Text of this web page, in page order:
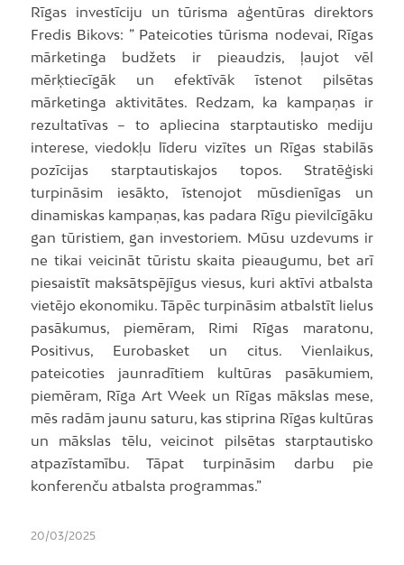
Rīgas investīciju un tūrisma aģentūras direktors
Fredis Bikovs: ” Pateicoties tūrisma nodevai, Rīgas
mārketinga budžets ir pieaudzis, ļaujot vēl
mērķtiecīgāk un efektīvāk īstenot pilsētas
mārketinga aktivitātes. Redzam, ka kampaņas ir
rezultatīvas – to apliecina starptautisko mediju
interese, viedokļu līderu vizītes un Rīgas stabilās
pozīcijas starptautiskajos topos. Stratēģiski
turpināsim iesākto, īstenojot mūsdienīgas un
dinamiskas kampaņas, kas padara Rīgu pievilcīgāku
gan tūristiem, gan investoriem. Mūsu uzdevums ir
ne tikai veicināt tūristu skaita pieaugumu, bet arī
piesaistīt maksātspējīgus viesus, kuri aktīvi atbalsta
vietējo ekonomiku. Tāpēc turpināsim atbalstīt lielus
pasākumus, piemēram, Rimi Rīgas maratonu,
Positivus, Eurobasket un citus. Vienlaikus,
pateicoties jaunradītiem kultūras pasākumiem,
piemēram, Rīga Art Week un Rīgas mākslas mese,
mēs radām jaunu saturu, kas stiprina Rīgas kultūras
un mākslas tēlu, veicinot pilsētas starptautisko
atpazīstamību. Tāpat turpināsim darbu pie
konferenču atbalsta programmas.”
20/03/2025